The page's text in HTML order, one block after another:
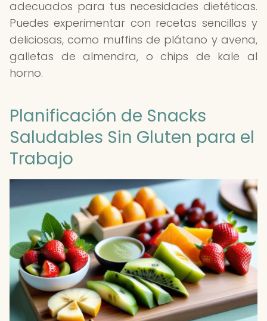
adecuados para tus necesidades dietéticas.
Puedes experimentar con recetas sencillas y
deliciosas, como muffins de plátano y avena,
galletas de almendra, o chips de kale al
horno.
Planificación de Snacks
Saludables Sin Gluten para el
Trabajo